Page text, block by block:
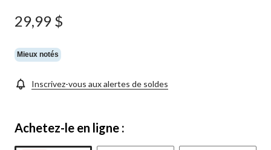
29,99 $
Mieux notés
Inscrivez-vous aux alertes de soldes
Achetez-le en ligne :